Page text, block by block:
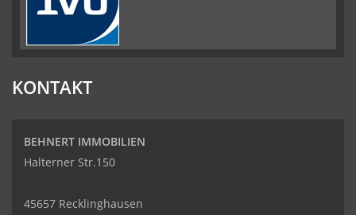
KONTAKT
BEHNERT IMMOBILIEN
Halterner Str.150
45657 Recklinghausen